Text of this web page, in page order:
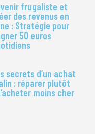
frugaliste et
des revenus en
: Stratégie pour
50 euros
secrets d’un achat
: réparer plutôt
moins cher